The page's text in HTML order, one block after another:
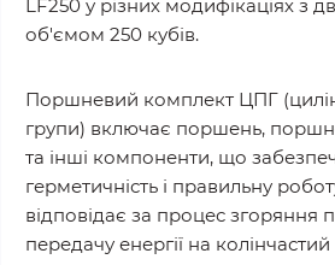
LF250 у різних модифікаціях з
об'ємом 250 кубів.
Поршневий комплект ЦПГ
групи) включає поршень,
та інші компоненти, що
герметичність і правильну
відповідає за процес згоряння
передачу енергії на колінчастий